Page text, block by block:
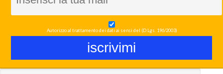
Autorizzo al trattamento dei dati ai sensi del (D.Lgs. 196/2003)